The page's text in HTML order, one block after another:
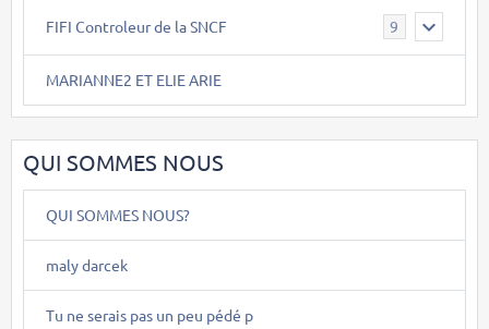
FIFI Controleur de la SNCF 9
MARIANNE2 ET ELIE ARIE
QUI SOMMES NOUS
QUI SOMMES NOUS?
maly darcek
Tu ne serais pas un peu pédé p